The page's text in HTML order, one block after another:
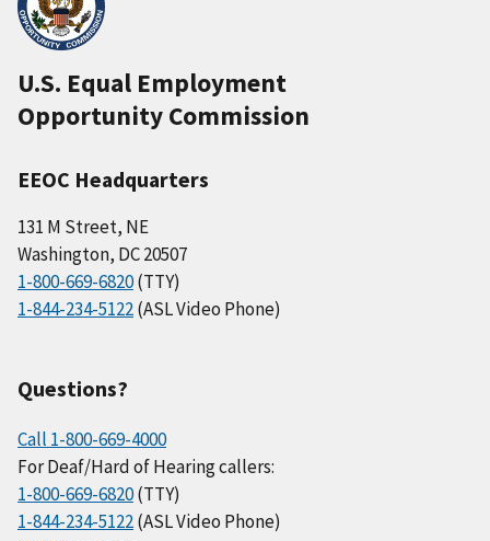
U.S. Equal Employment
Opportunity Commission
EEOC Headquarters
131 M Street, NE
Washington, DC 20507
1-800-669-6820(TTY)
1-844-234-5122(ASL Video Phone)
Questions?
Call 1-800-669-4000
For Deaf/Hard of Hearing callers:
1-800-669-6820(TTY)
1-844-234-5122(ASL Video Phone)